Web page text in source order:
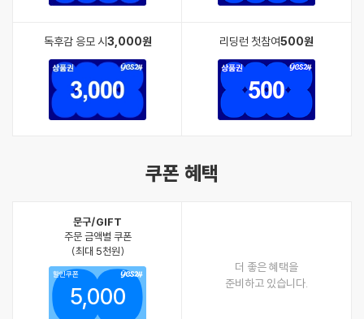
독후감 응모 시3,000원 리딩런 첫참여500원
쿠폰 혜택
문구/GIFT
주문 금액별 쿠폰
(최대 5천원)
할인쿠폰
5,000
더 좋은 혜택을
준비하고 있습니다.